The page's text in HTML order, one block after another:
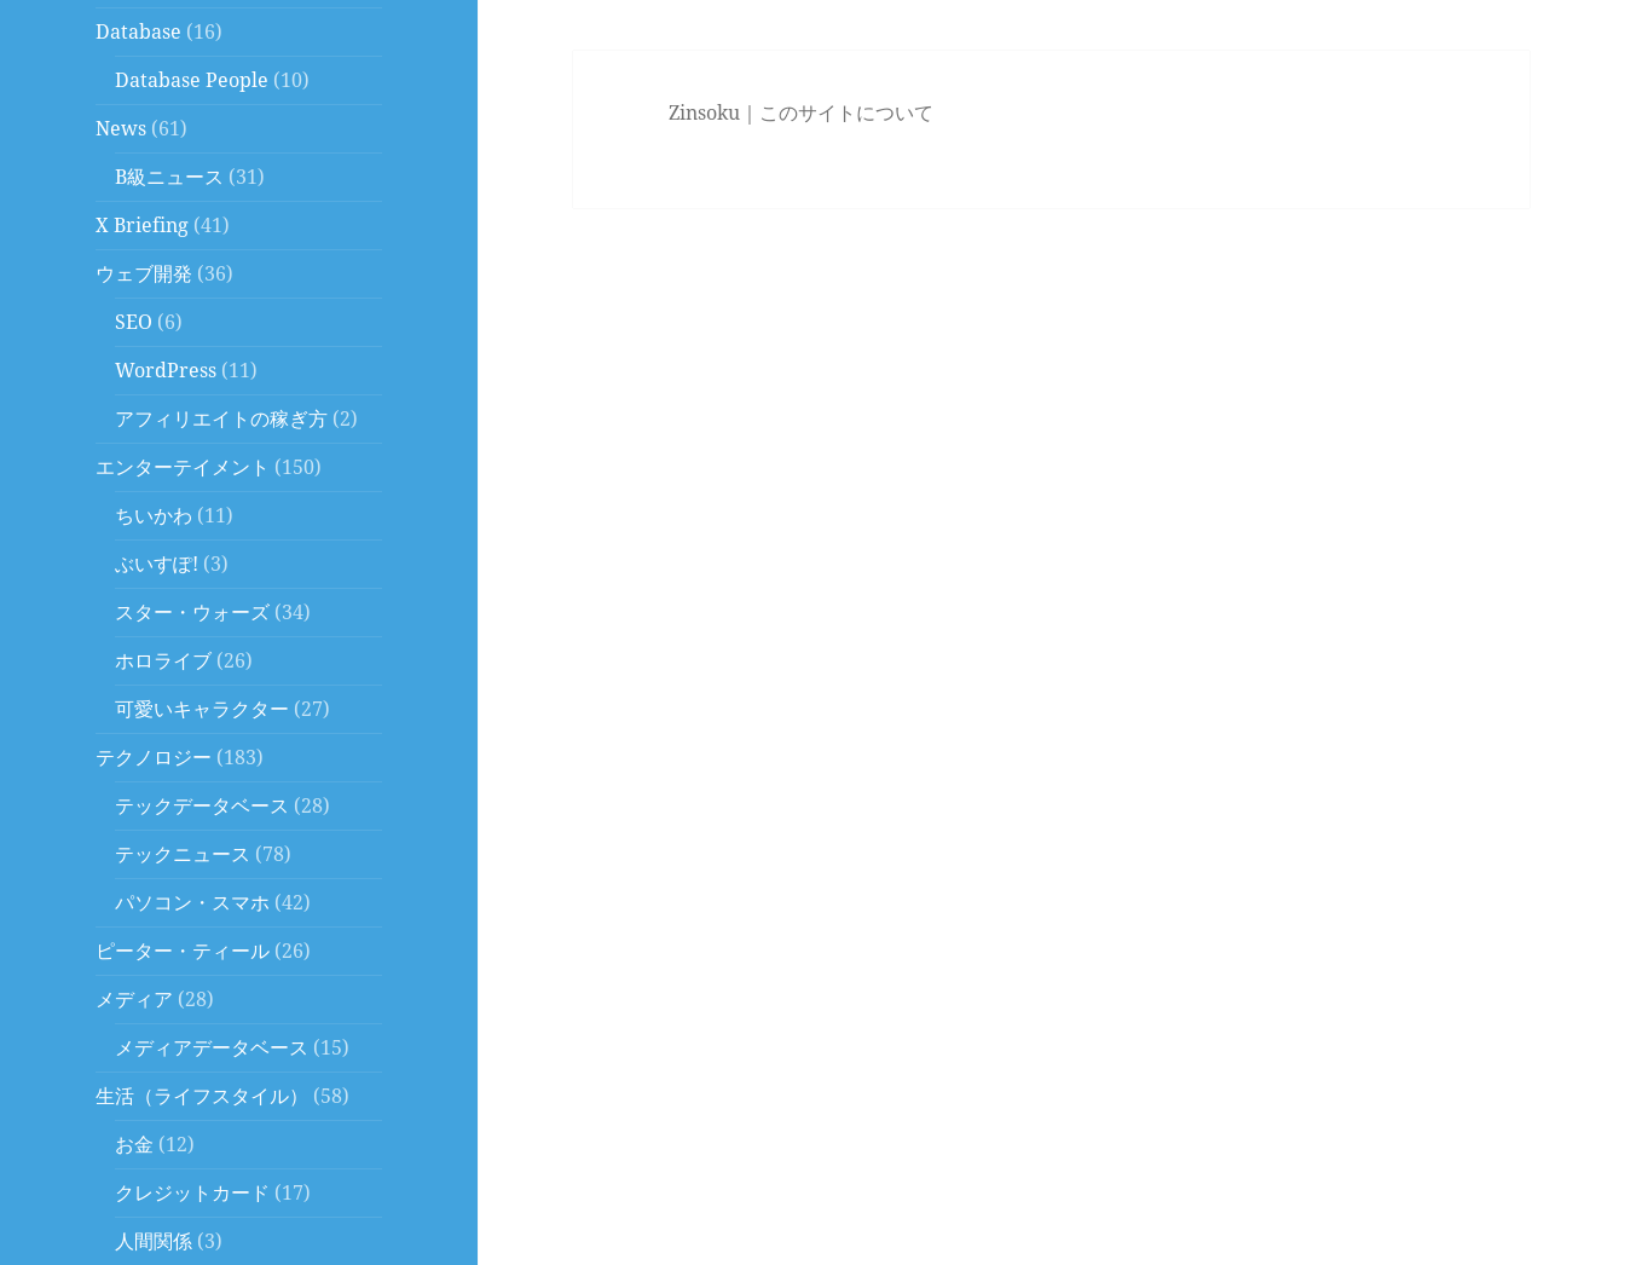
Database (16)
Database People (10)
News (61)
B級ニュース (31)
X Briefing (41)
ウェブ開発 (36)
SEO (6)
WordPress (11)
アフィリエイトの稼ぎ方 (2)
エンターテイメント (150)
ちいかわ (11)
ぶいすぽ! (3)
スター・ウォーズ (34)
ホロライブ (26)
可愛いキャラクター (27)
テクノロジー (183)
テックデータベース (28)
テックニュース (78)
パソコン・スマホ (42)
ピーター・ティール (26)
メディア (28)
メディアデータベース (15)
生活（ライフスタイル）
(58)
お金 (12)
クレジットカード (17)
人間関係 (3)
Zinsoku｜ このサイトについて